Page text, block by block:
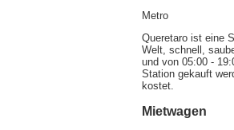
Metro
Queretaro ist eine
Welt, schnell,
und von 05:00 -
Station gekauft
kostet.
Mietwagen